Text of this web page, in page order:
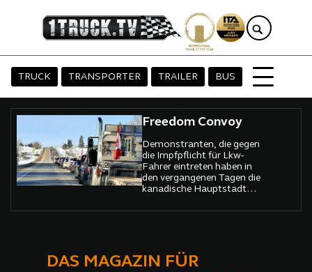
TRUCK TRANSPORTER TRAILER BUS
Freedom Convoy
Demonstranten, die gegen
die Impfpflicht für Lkw-
Fahrer eintreten haben in
den vergangenen Tagen die
kanadische Hauptstadt
gebracht.
DAS MAGAZIN FÜR